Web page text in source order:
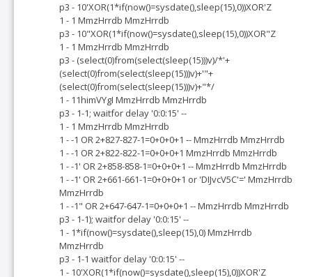
p3 - 10'XOR(1*if(now()=sysdate(),sleep(15),0))XOR'Z
1 - 1 MmzHrrdb MmzHrrdb
p3 - 10"XOR(1*if(now()=sysdate(),sleep(15),0))XOR"Z
1 - 1 MmzHrrdb MmzHrrdb
p3 - (select(0)from(select(sleep(15)))v)/*'+
(select(0)from(select(sleep(15)))v)+'"+
(select(0)from(select(sleep(15)))v)+"*/
1 - 11himVYgI MmzHrrdb MmzHrrdb
p3 - 1-1; waitfor delay '0:0:15' --
1 - 1 MmzHrrdb MmzHrrdb
1 - -1 OR 2+827-827-1=0+0+0+1 -- MmzHrrdb MmzHrrdb
1 - -1 OR 2+822-822-1=0+0+0+1 MmzHrrdb MmzHrrdb
1 - -1' OR 2+858-858-1=0+0+0+1 -- MmzHrrdb MmzHrrdb
1 - -1' OR 2+661-661-1=0+0+0+1 or 'DIJvcV5C'=' MmzHrrdb
MmzHrrdb
1 - -1" OR 2+647-647-1=0+0+0+1 -- MmzHrrdb MmzHrrdb
p3 - 1-1); waitfor delay '0:0:15' --
1 - 1*if(now()=sysdate(),sleep(15),0) MmzHrrdb
MmzHrrdb
p3 - 1-1 waitfor delay '0:0:15' --
1 - 10'XOR(1*if(now()=sysdate(),sleep(15),0))XOR'Z